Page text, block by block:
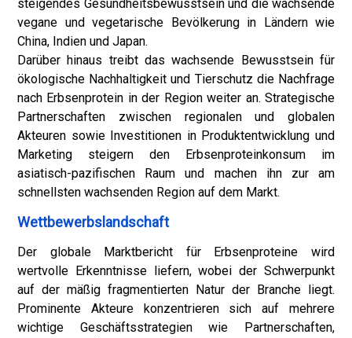
steigendes Gesundheitsbewusstsein und die wachsende
vegane und vegetarische Bevölkerung in Ländern wie
China, Indien und Japan.
Darüber hinaus treibt das wachsende Bewusstsein für
ökologische Nachhaltigkeit und Tierschutz die Nachfrage
nach Erbsenprotein in der Region weiter an. Strategische
Partnerschaften zwischen regionalen und globalen
Akteuren sowie Investitionen in Produktentwicklung und
Marketing steigern den Erbsenproteinkonsum im
asiatisch-pazifischen Raum und machen ihn zur am
schnellsten wachsenden Region auf dem Markt.
Wettbewerbslandschaft
Der globale Marktbericht für Erbsenproteine ​​wird
wertvolle Erkenntnisse liefern, wobei der Schwerpunkt
auf der mäßig fragmentierten Natur der Branche liegt.
Prominente Akteure konzentrieren sich auf mehrere
wichtige Geschäftsstrategien wie Partnerschaften,